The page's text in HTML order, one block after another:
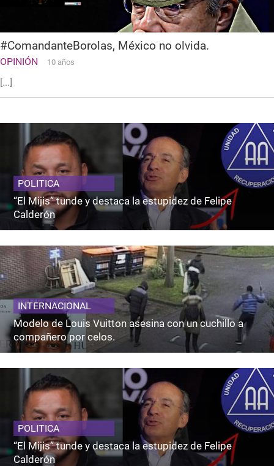
#ComandanteBorolas, México no olvida.
OPINIÓN 10 años
[...]
POLITICA
“El Mijis” tunde y destaca la estupidez de Felipe
Calderón
INTERNACIONAL
Modelo de Louis Vuitton asesina con un cuchillo a
compañero por celos.
POLITICA
“El Mijis” tunde y destaca la estupidez de Felipe
Calderón